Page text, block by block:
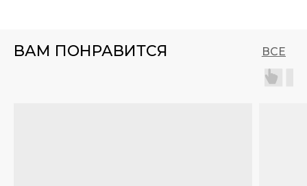
ВАМ ПОНРАВИТСЯ ВСЕ